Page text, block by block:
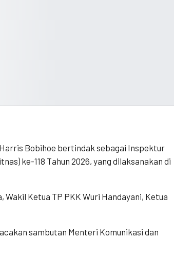
Bobihoe bertindak sebagai Inspektur
ke-118 Tahun 2026, yang dilaksanakan di
Ketua TP PKK Wuri Handayani, Ketua
sambutan Menteri Komunikasi dan